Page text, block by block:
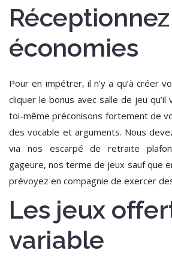
économies
Pour en impétrer, il n’y a qu’à créer
cliquer le bonus avec salle de jeu qu’il
toi-même préconisons fortement de
des vocable et arguments. Nous
via nos escarpé de retraite
gageure, nos terme de jeux sauf que
prévoyez en compagnie de exercer
Les jeux
variable